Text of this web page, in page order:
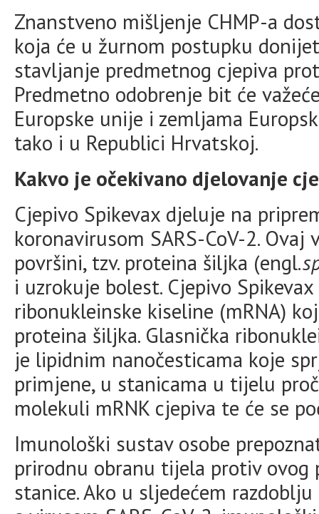
Znanstveno mišljenje CHMP-a
koja će u žurnom postupku
stavljanje predmetnog cjepiva
Predmetno odobrenje bit će
Europske unije i zemljama
tako i u Republici Hrvatskoj.
Kakvo je očekivano djelovanje
Cjepivo Spikevax djeluje na
koronavirusom SARS-CoV-2.
površini, tzv. proteina šiljka (engl.
i uzrokuje bolest. Cjepivo
ribonukleinske kiseline (mRNA)
proteina šiljka. Glasnička
je lipidnim nanočesticama koje
primjene, u stanicama u tijelu
molekuli mRNK cjepiva te će se
Imunološki sustav osobe
prirodnu obranu tijela protiv
stanice. Ako u sljedećem